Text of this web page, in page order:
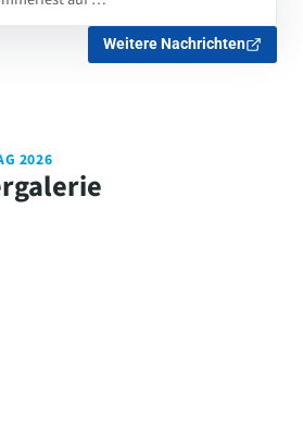
Weitere Nachrichten
2026